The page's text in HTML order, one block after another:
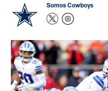
Somos Cowboys